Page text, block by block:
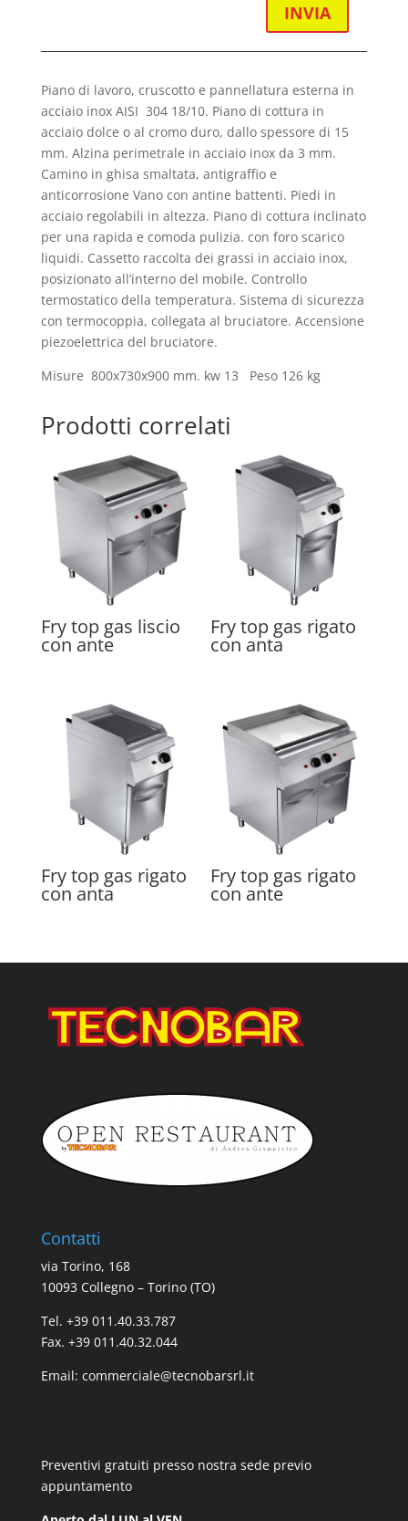
INVIA
Piano di lavoro, cruscotto e pannellatura esterna in
acciaio inox AISI 304 18/10. Piano di cottura in
acciaio dolce o al cromo duro, dallo spessore di 15
mm. Alzina perimetrale in acciaio inox da 3 mm.
Camino in ghisa smaltata, antigraffio e
anticorrosione Vano con antine battenti. Piedi in
acciaio regolabili in altezza. Piano di cottura inclinato
per una rapida e comoda pulizia. con foro scarico
liquidi. Cassetto raccolta dei grassi in acciaio inox,
posizionato all’interno del mobile. Controllo
termostatico della temperatura. Sistema di sicurezza
con termocoppia, collegata al bruciatore. Accensione
piezoelettrica del bruciatore.
Misure 800x730x900 mm. kw 13 Peso 126 kg
Prodotti correlati
Fry top gas liscio
con ante
Fry top gas rigato
con anta
Fry top gas rigato
con anta
Fry top gas rigato
con ante
Contatti
via Torino, 168
10093 Collegno – Torino (TO)
Tel. +39 011.40.33.787
Fax. +39 011.40.32.044
Email: commerciale@tecnobarsrl.it
Preventivi gratuiti presso nostra sede previo
appuntamento